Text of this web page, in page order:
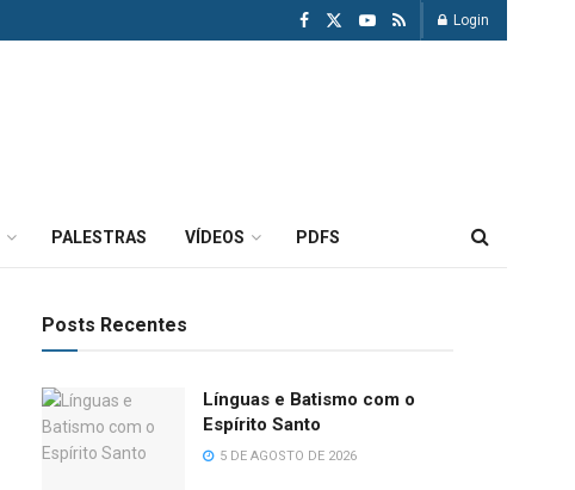
Login
PALESTRAS VÍDEOS PDFS
Posts Recentes
Línguas e Batismo com o
Espírito Santo
5 DE AGOSTO DE 2026